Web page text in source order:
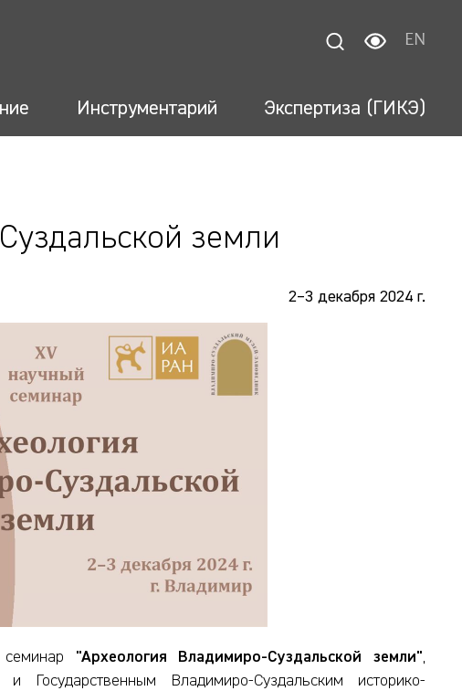
EN
Инструментарий Экспертиза (ГИКЭ)
земли
2–3 декабря 2024 г.
"Археология Владимиро-Суздальской земли",
Государственным Владимиро-Суздальским историко-